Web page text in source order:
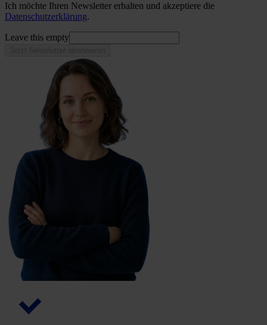
Ich möchte Ihren Newsletter erhalten und akzeptiere die
Datenschutzerklärung.
Leave this empty